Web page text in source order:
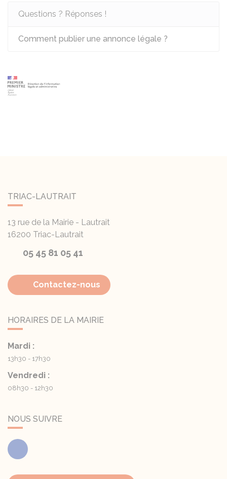
Questions ? Réponses !
Comment publier une annonce légale ?
TRIAC-LAUTRAIT
13 rue de la Mairie - Lautrait
16200 Triac-Lautrait
05 45 81 05 41
Contactez-nous
HORAIRES DE LA MAIRIE
Mardi :
13h30 - 17h30
Vendredi :
08h30 - 12h30
NOUS SUIVRE
Facebook